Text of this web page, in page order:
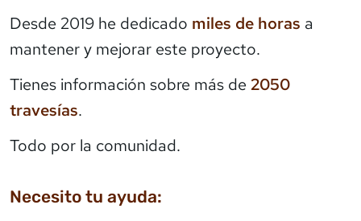
Desde 2019 he dedicado miles de horas a
mantener y mejorar este proyecto.
Tienes información sobre más de 2050
travesías.
Todo por la comunidad.
Necesito tu ayuda: